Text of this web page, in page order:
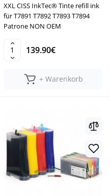
XXL CISS InkTec® Tinte refill ink
für T7891 T7892 T7893 T7894
Patrone NON OEM
139.90€
+ Warenkorb